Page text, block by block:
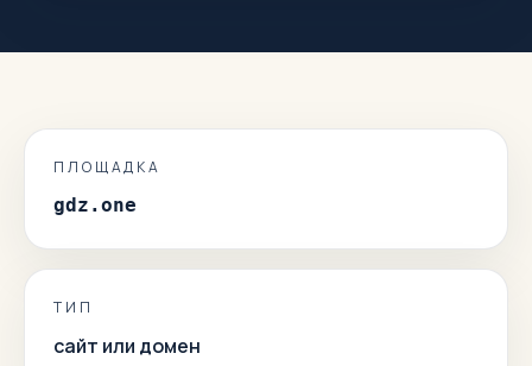
ПЛОЩАДКА
gdz.one
ТИП
сайт или домен